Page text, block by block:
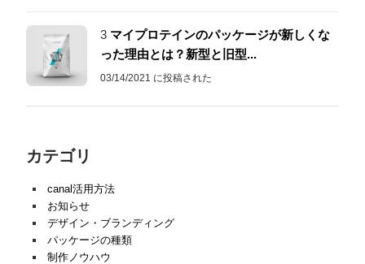
3 マイプロテインのパッケージが新しくな
った理由とは？新型と旧型...
03/14/2021 に投稿された
カテゴリ
canal活用方法
お知らせ
デザイン・ブランディング
パッケージの種類
制作ノウハウ